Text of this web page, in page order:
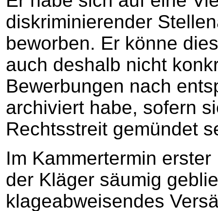
diskriminierender
beworben. Er könne
auch deshalb nicht
Bewerbungen nach
archiviert habe, sofern
Rechtsstreit gemündet
Im Kammertermin
der Kläger säumig
klageabweisendes